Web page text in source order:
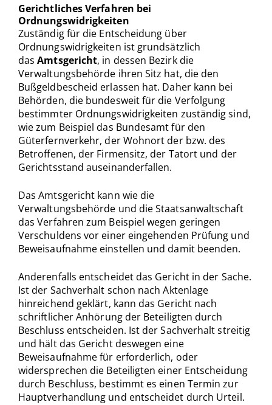
Gerichtliches Verfahren bei
Ordnungswidrigkeiten
Zuständig für die Entscheidung über
Ordnungswidrigkeiten ist grundsätzlich
dasAmtsgericht, in dessen Bezirk die
Verwaltungsbehörde ihren Sitz hat, die den
Bußgeldbescheid erlassen hat. Daher kann bei
Behörden, die bundesweit für die Verfolgung
bestimmter Ordnungswidrigkeiten zuständig sind,
wie zum Beispiel das Bundesamt für den
Güterfernverkehr, der Wohnort der bzw. des
Betroffenen, der Firmensitz, der Tatort und der
Gerichtsstand auseinanderfallen.
Das Amtsgericht kann wie die
Verwaltungsbehörde und die Staatsanwaltschaft
das Verfahren zum Beispiel wegen geringen
Verschuldens vor einer eingehenden Prüfung und
Beweisaufnahme einstellen und damit beenden.
Anderenfalls entscheidet das Gericht in der Sache.
Ist der Sachverhalt schon nach Aktenlage
hinreichend geklärt, kann das Gericht nach
schriftlicher Anhörung der Beteiligten durch
Beschluss entscheiden. Ist der Sachverhalt streitig
und hält das Gericht deswegen eine
Beweisaufnahme für erforderlich, oder
widersprechen die Beteiligten einer Entscheidung
durch Beschluss, bestimmt es einen Termin zur
Hauptverhandlung und entscheidet durch Urteil.